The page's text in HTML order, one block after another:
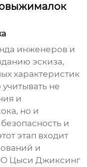
инженеров и
эскиза,
характеристик
не
и
но и
и
этап входит
и
Цыси Джиксинг